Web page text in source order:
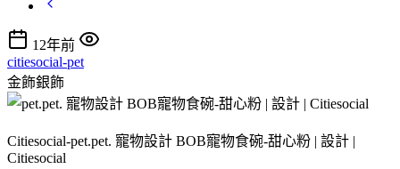
12年前
citiesocial-pet
金飾銀飾
Citiesocial-pet.pet. 寵物設計 BOB寵物食碗-甜心粉 | 設計 |
Citiesocial